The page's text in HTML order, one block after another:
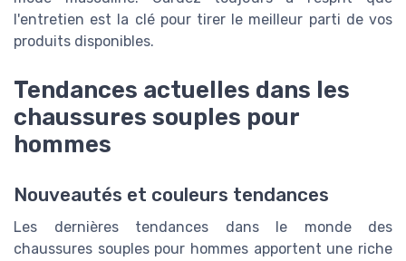
l'entretien est la clé pour tirer le meilleur parti de vos
produits disponibles.
Tendances actuelles dans les
chaussures souples pour
hommes
Nouveautés et couleurs tendances
Les dernières tendances dans le monde des
chaussures souples pour hommes apportent une riche